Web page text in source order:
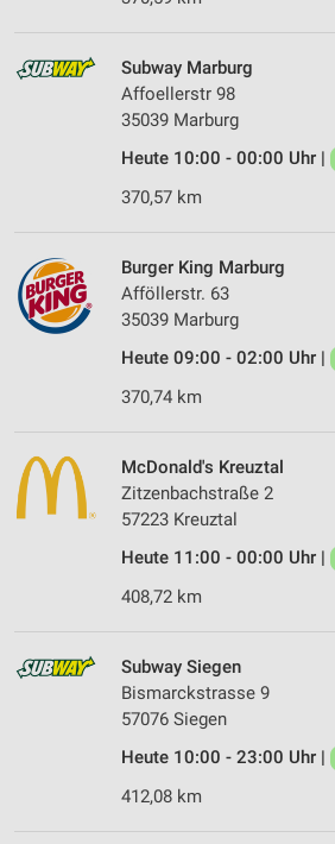
Subway Marburg
Affoellerstr 98
35039 Marburg
Heute 10:00 - 00:00 Uhr |
370,57 km
Burger King Marburg
Afföllerstr. 63
35039 Marburg
Heute 09:00 - 02:00 Uhr |
370,74 km
McDonald's Kreuztal
Zitzenbachstraße 2
57223 Kreuztal
Heute 11:00 - 00:00 Uhr |
408,72 km
Subway Siegen
Bismarckstrasse 9
57076 Siegen
Heute 10:00 - 23:00 Uhr |
412,08 km